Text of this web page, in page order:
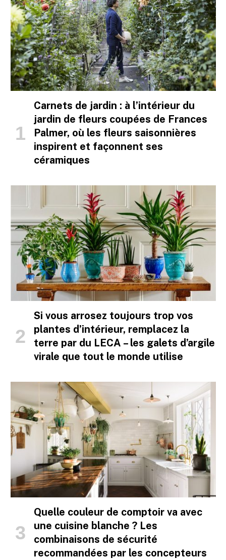
Carnets de jardin : à l’intérieur du
jardin de fleurs coupées de Frances
Palmer, où les fleurs saisonnières
inspirent et façonnent ses
céramiques
Si vous arrosez toujours trop vos
plantes d’intérieur, remplacez la
terre par du LECA – les galets d’argile
virale que tout le monde utilise
Quelle couleur de comptoir va avec
une cuisine blanche ? Les
combinaisons de sécurité
recommandées par les concepteurs